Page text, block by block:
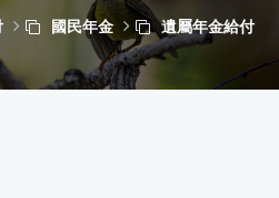
國民年金 遺屬年金給付